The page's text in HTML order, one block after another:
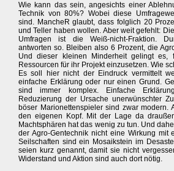
Wie kann das sein, angesichts einer
Technik von 80%? Wobei diese
sind. MancheR glaubt, dass folglich 20
und Teller haben wollen. Aber weit gefehlt:
Umfragen ist die Weiß-nicht-Fraktion.
antworten so. Bleiben also 6 Prozent, die
Und dieser kleinen Minderheit gelingt es,
Ressourcen für ihr Projekt einzusetzen. Wie
Es soll hier nicht der Eindruck vermittelt
einfache Erklärung oder nur einen Grund.
sind immer komplex. Einfache
Reduzierung der Ursache unerwünschter
böser Marionettenspieler sind zwar modern.
den eigenen Kopf. Mit der Lage da
Machtsphären hat das wenig zu tun. Und
der Agro-Gentechnik nicht eine Wirkung mit
Seilschaften sind ein Mosaikstein im
seien kurz genannt, damit sie nicht
Widerstand und Aktion sind auch dort nötig.